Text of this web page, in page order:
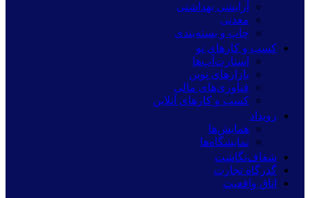
آرایشی بهداشتی
معدنی
چاپ و بسته‌بندی
کسب و کارهای نو
استارت‌آپ‌ها
بازارهای نوین
فناوری‌های مالی
کسب و کارهای آنلاین
رویداد
همایش‌ها
نمایشگاه‌ها
شفاف‌نگاشت
گذرگاه تجارت
اتاق واقعیت